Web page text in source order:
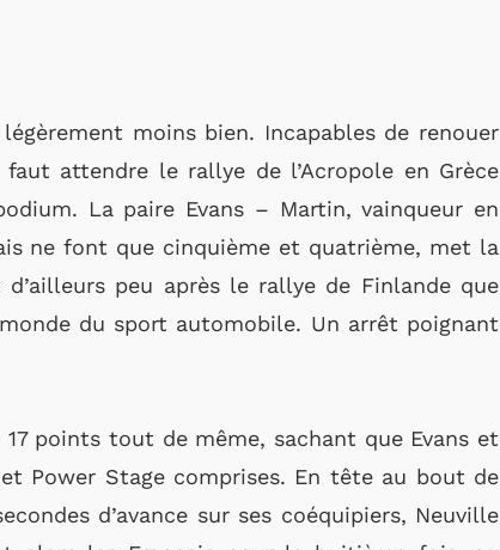
moins bien. Incapables de renouer
attendre le rallye de l’Acropole en Grèce
La paire Evans – Martin, vainqueur en
ne font que cinquième et quatrième, met la
peu après le rallye de Finlande que
du sport automobile. Un arrêt poignant
points tout de même, sachant que Evans et
Power Stage comprises. En tête au bout de
d’avance sur ses coéquipiers, Neuville